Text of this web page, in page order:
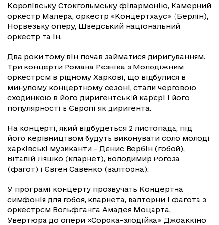
Королівську Стокгольмську філармонію, Камерний
оркестр Малера, оркестр «Концертхаус» (Берлін),
Норвезьку оперу, Шведський національний
оркестр та ін.
Два роки тому він почав займатися диригуванням.
Три концерти Романа Рєзніка з Молодіжним
оркестром в рідному Харкові, що відбулися в
минулому концертному сезоні, стали черговою
сходинкою в його диригентській кар'єрі і його
популярності в Європі як диригента.
На концерті, який відбудеться 2 листопада, під
його керівництвом будуть виконувати соло молоді
харківські музиканти - Денис Вербін (гобой),
Віталій Ляшко (кларнет), Володимир Рогоза
(фагот) і Євген Савенко (валторна).
У програмі концерту прозвучать Концертна
симфонія для гобоя, кларнета, валторни і фагота з
оркестром Вольфганга Амадея Моцарта,
Увертюра до опери «Сорока-злодійка» Джоаккіно